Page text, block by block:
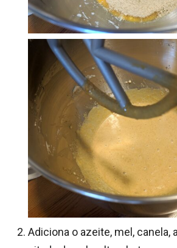
Adiciona o azeite, mel, canela,